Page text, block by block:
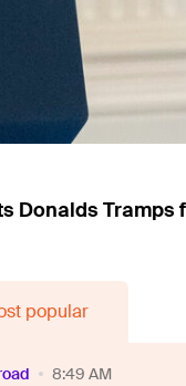
Donalds Tramps
popular
8:49 AM